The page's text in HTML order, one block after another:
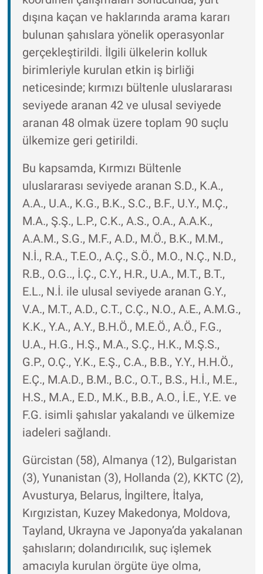
dışına kaçan ve haklarında arama kararı
bulunan şahıslara yönelik operasyonlar
gerçekleştirildi. İlgili ülkelerin kolluk
birimleriyle kurulan etkin iş birliği
neticesinde; kırmızı bültenle uluslararası
seviyede aranan 42 ve ulusal seviyede
aranan 48 olmak üzere toplam 90 suçlu
ülkemize geri getirildi.
Bu kapsamda, Kırmızı Bültenle
uluslararası seviyede aranan S.D., K.A.,
A.A., U.A., K.G., B.K., S.C., B.F., U.Y., M.Ç.,
M.A., Ş.Ş., L.P., C.K., A.S., O.A., A.A.K.,
A.A.M., S.G., M.F., A.D., M.Ö., B.K., M.M.,
N.İ., R.A., T.E.O., A.Ç., S.Ö., M.O., N.Ç., N.D.,
R.B., O.G.., İ.Ç., C.Y., H.R., U.A., M.T., B.T.,
E.L., N.İ. ile ulusal seviyede aranan G.Y.,
V.A., M.T., A.D., C.T., C.Ç., N.O., A.E., A.M.G.,
K.K., Y.A., A.Y., B.H.Ö., M.E.Ö., A.Ö., F.G.,
U.A., H.G., H.Ş., M.A., S.Ç., H.K., M.Ş.S.,
G.P., O.Ç., Y.K., E.Ş., C.A., B.B., Y.Y., H.H.Ö.,
E.Ç., M.A.D., B.M., B.C., O.T., B.S., H.İ., M.E.,
H.S., M.A., E.D., M.K., B.B., A.O., İ.E., Y.E. ve
F.G. isimli şahıslar yakalandı ve ülkemize
iadeleri sağlandı.
Gürcistan (58), Almanya (12), Bulgaristan
(3), Yunanistan (3), Hollanda (2), KKTC (2),
Avusturya, Belarus, İngiltere, İtalya,
Kırgızistan, Kuzey Makedonya, Moldova,
Tayland, Ukrayna ve Japonya’da yakalanan
şahısların; dolandırıcılık, suç işlemek
amacıyla kurulan örgüte üye olma,